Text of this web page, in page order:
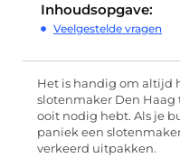
Inhoudsopgave:
Veelgestelde vragen
Het is handig om altijd
slotenmaker Den Haag
ooit nodig hebt. Als je
paniek een
verkeerd uitpakken.